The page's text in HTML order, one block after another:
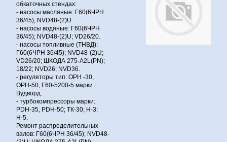
обкаточных стендах:
- насосы масляные: Г60(6ЧРН
36/45); NVD48-(2)U.
- насосы водяные: Г60(6ЧРН
36/45); NVD48-(2)U; VD26/20.
- насосы топливные (ТНВД):
Г60(6ЧРН 36/45); NVD48-(2)U;
VD26/20; ШКОДА 275-A2L(PN);
18/22; NVD26; NVD36.
- регуляторы тип: ОРН -30,
ОРН-50, Г60-5200-5 марки
Вудворд.
- турбокомпрессоры марки:
PDH-35, PDH-50; ТК-30; Н-3;
Н-5.
Ремонт распределительных
валов: Г60(6ЧРН 36/45); NVD48-